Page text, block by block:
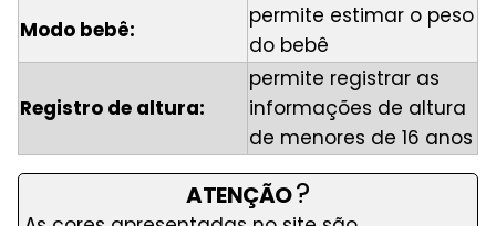
Modo bebê:
permite estimar o peso
do bebê
Registro de altura:
permite registrar as
informações de altura
de menores de 16 anos
ATENÇÃO?